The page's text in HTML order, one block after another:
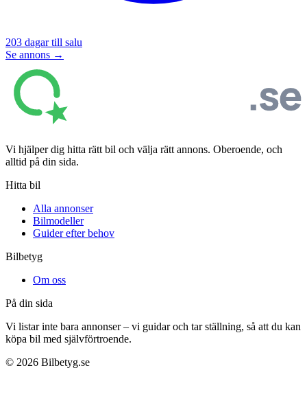
203 dagar till salu
Se annons →
Vi hjälper dig hitta rätt bil och välja rätt annons. Oberoende, och
alltid på din sida.
Hitta bil
Alla annonser
Bilmodeller
Guider efter behov
Bilbetyg
Om oss
På din sida
Vi listar inte bara annonser – vi guidar och tar ställning, så att du kan
köpa bil med självförtroende.
© 2026 Bilbetyg.se